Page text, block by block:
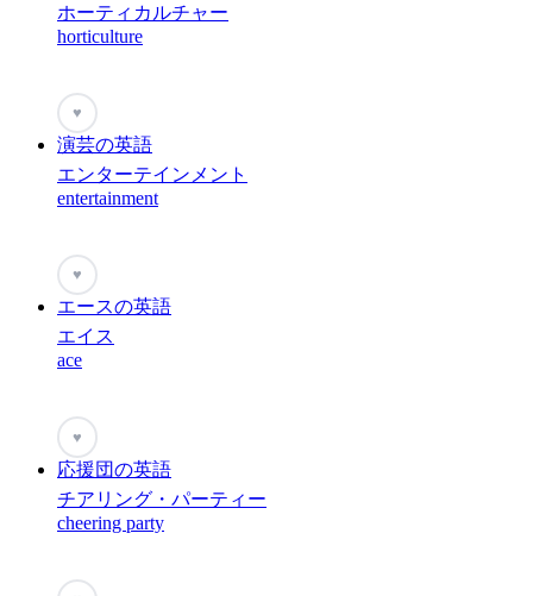
ホーティカルチャー
horticulture
♥
演芸の英語
エンターテインメント
entertainment
♥
エースの英語
エイス
ace
♥
応援団の英語
チアリング・パーティー
cheering party